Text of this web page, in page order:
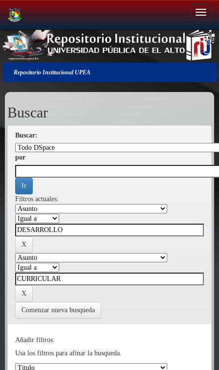
Salir
de
la
navegación
Repositorio Institucional UPEA
Buscar
Buscar:
por
Filtros actuales:
Comenzar nueva busqueda
Añadir filtros:
Usa los filtros para afinar la busqueda.